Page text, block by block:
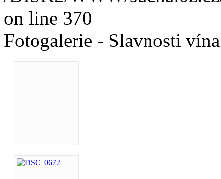
on line 370
Fotogalerie - Slavnosti